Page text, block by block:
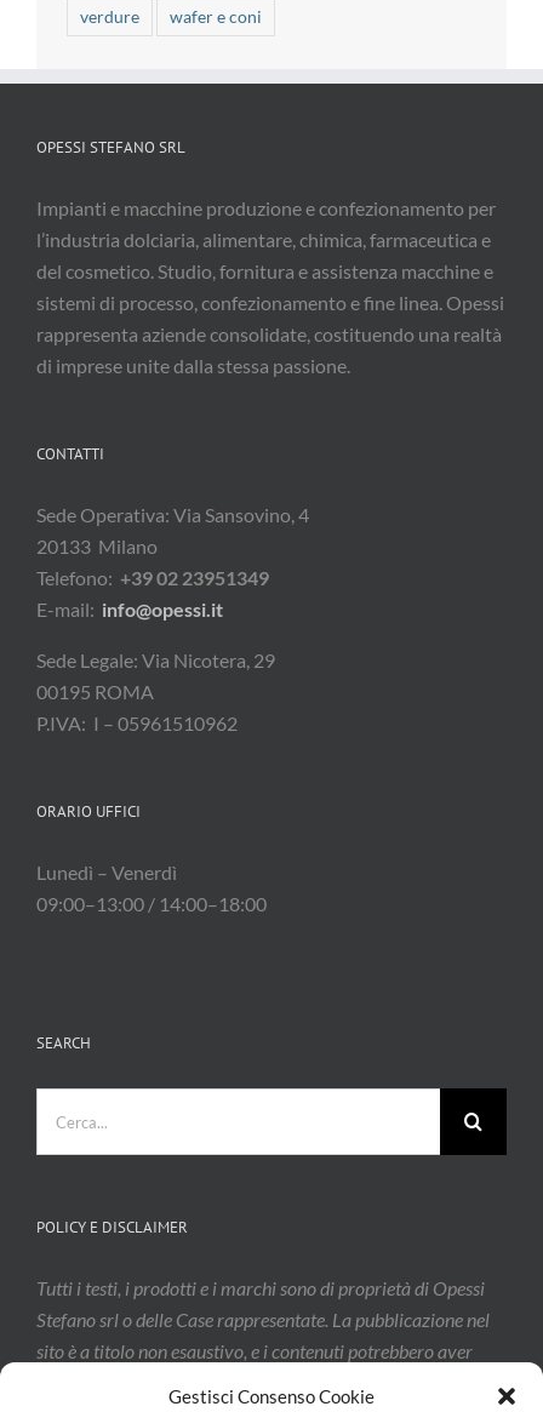
Gestisci Consenso Cookie
l’industria dolciaria, alimentare, chimica, farmaceutica e
del cosmetico. Studio, fornitura e assistenza macchine e
sistemi di processo, confezionamento e fine linea. Opessi
rappresenta aziende consolidate, costituendo una realtà
di imprese unite dalla stessa passione.
20133 Milano
Telefono:+39 02 23951349
E-mail:info@opessi.it
00195 ROMA
P.IVA: I – 05961510962
09:00–13:00 / 14:00–18:00
Stefano srl o delle Case rappresentate. La pubblicazione nel
sito è a titolo non esaustivo, e i contenuti potrebbero aver
subito modifiche: vi invitiamo a contattarci per confermarne